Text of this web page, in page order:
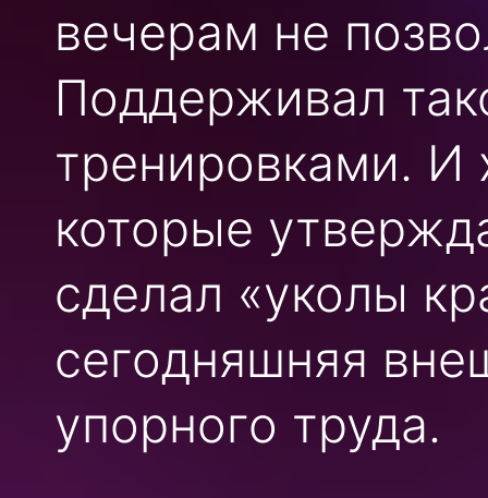
вечерам не
Поддерживал
тренировками. И
которые
сделал «уколы
сегодняшняя
упорного труда.